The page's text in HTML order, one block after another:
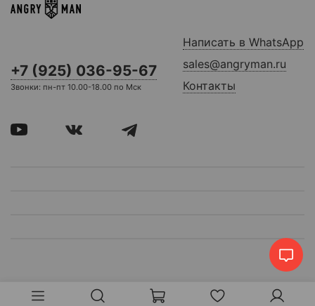
+7 (925) 036-95-67
Звонки: пн-пт 10.00-18.00 по Мск
Написать в WhatsApp
sales@angryman.ru
Контакты